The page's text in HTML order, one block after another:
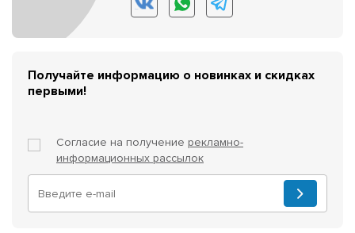
Получайте информацию о новинках и скидках
первыми!
Согласие на получение рекламно-
информационных рассылок